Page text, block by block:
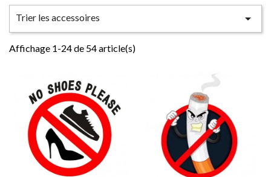
Trier les accessoires 
Affichage 1-24 de 54 article(s)